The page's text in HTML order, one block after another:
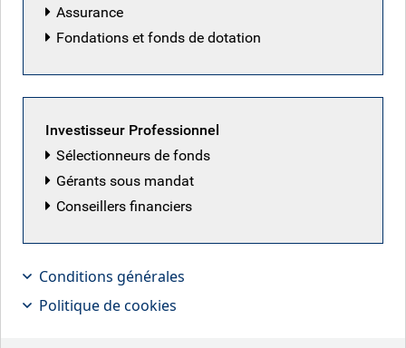
Assurance
Fondations et fonds de dotation
Investisseur Professionnel
Sélectionneurs de fonds
Gérants sous mandat
Conseillers financiers
Conditions générales
Politique de cookies